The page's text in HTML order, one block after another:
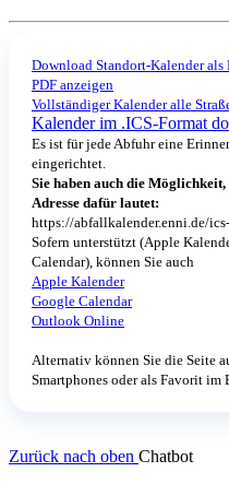
Download Standort-Kalender als
PDF anzeigen
Vollständiger Kalender alle
Kalender im .ICS-Format
Es ist für jede Abfuhr eine
eingerichtet.
Sie haben auch die
Adresse dafür lautet:
https://abfallkalender.enni.de/
Sofern unterstützt (Apple
Calendar), können Sie auch
Apple Kalender
Google Calendar
Outlook Online
Alternativ können Sie die Seite
Smartphones oder als Favorit im
Zurück nach oben Chatbot